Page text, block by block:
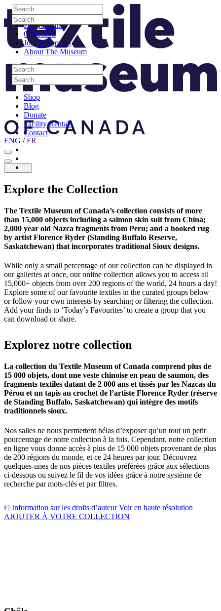
Skip to content
Visit
Programming
Collection
Join & Support
About The Museum
Search
Search
Search
Search
Shop
Blog
Donate
Facility Rentals
Contact
Youtube
Search
Search
Search
Search
Site Logo
ENG /FR
Donate
Explore the Collection
The Textile Museum of Canada’s collection consists of more
than 15,000 objects including a salmon skin suit from China;
2,000 year old Nazca fragments from Peru; and a hooked rug
by artist Florence Ryder (Standing Buffalo Reserve,
Saskatchewan) that incorporates traditional Sioux designs.
While only a small percentage of our collection can be displayed in
our galleries at once, our online collection allows you to access all
15,000+ objects from over 200 regions of the world, 24 hours a day!
Explore some of our favourite textiles in the curated groups below
or follow your own interests by searching or filtering the collection.
Add your finds to ‘Today’s Favourites’ to create a group that you
can download or share.
Explorez notre collection
La collection du Textile Museum of Canada comprend plus de
15 000 objets, dont une veste chinoise en peau de saumon, des
fragments textiles datant de 2 000 ans et tissés par les Nazcas du
Pérou et un tapis au crochet de l’artiste Florence Ryder (réserve
de Standing Buffalo, Saskatchewan) qui intègre des motifs
traditionnels sioux.
Nos salles ne nous permettent hélas d’exposer qu’un tout un petit
pourcentage de notre collection à la fois. Cependant, notre collection
en ligne vous donne accès à plus de 15 000 objets provenant de plus
de 200 régions du monde, et ce 24 heures par jour. Découvrez
quelques-unes de nos pièces textiles préférées grâce aux sélections
ci-dessous ou suivez le fil de vos idées grâce à notre système de
recherche par mots-clés et par filtres.
© Information sur les droits d’auteurVoir en haute résolution
AJOUTER À VOTRE COLLECTION